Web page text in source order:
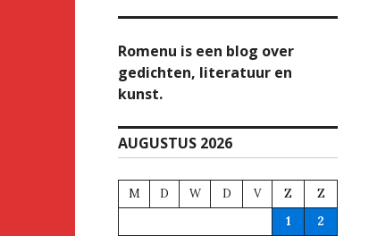
Romenu is een blog over
gedichten, literatuur en
kunst.
AUGUSTUS 2026
M D W D V Z
Z
1
2